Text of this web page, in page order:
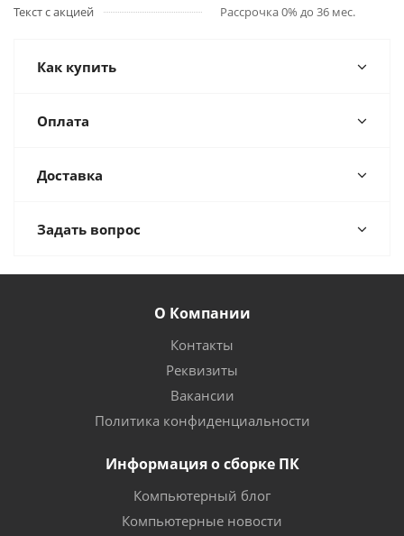
Текст с акцией Рассрочка 0% до 36 мес.
Как купить
Оплата
Доставка
Задать вопрос
О Компании
Контакты
Реквизиты
Вакансии
Политика конфиденциальности
Информация о сборке ПК
Компьютерный блог
Компьютерные новости